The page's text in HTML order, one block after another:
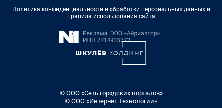
Политика конфиденциальности и обработки персональных данных и
правила использования сайта
© ООО «Сеть городских порталов»
© ООО «Интернет Технологии»